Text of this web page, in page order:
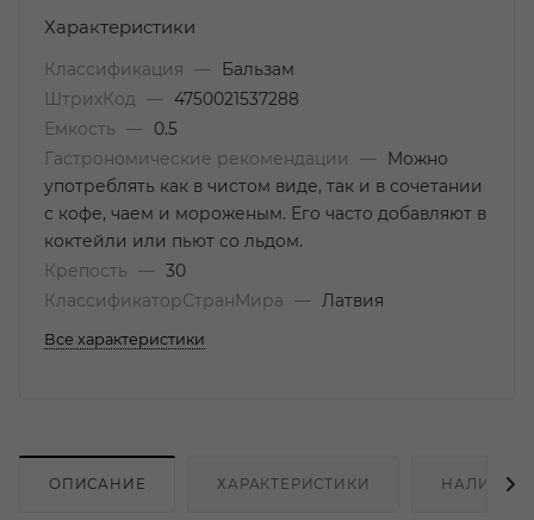
Характеристики
Классификация —
Бальзам
ШтрихКод
— 4750021537288
Емкость
—
0.5
Гастрономические рекомендации
—
Можно
употреблять как в чистом виде, так и в сочетании
с кофе, чаем и мороженым. Его часто добавляют в
коктейли или пьют со льдом.
Крепость
— 30
КлассификаторСтранМира
— Латвия
Все характеристики
ОПИСАНИЕ ХАРАКТЕРИСТИКИ НАЛИЧИЕ